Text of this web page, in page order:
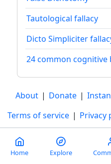
Tautological fallacy
Dicto Simpliciter
24 common cognitive
About | Donate |
Terms of service | Privacy
PieFed v1.8.0-dev
Please
report
Home Explore